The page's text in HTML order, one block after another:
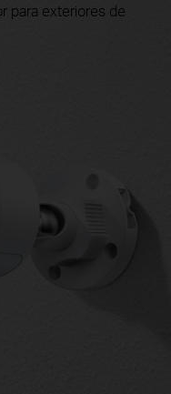
para exteriores de